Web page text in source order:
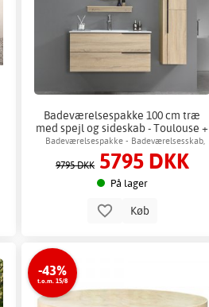
Badeværelsespakke 100 cm træ
med spejl og sideskab - Toulouse +
2.00 x Badeværelse krog
Badeværelsespakke - Badeværelsesskab,
kommode & spejl
9795 DKK 5795 DKK
På lager
Køb
-43%
t.o.m. 15/8